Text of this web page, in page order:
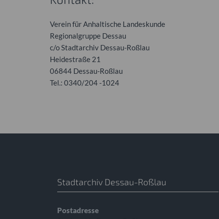
Verein für Anhaltische Landeskunde
Regionalgruppe Dessau
c/o Stadtarchiv Dessau-Roßlau
Heidestraße 21
06844 Dessau-Roßlau
Tel.: 0340/204 -1024
Stadtarchiv Dessau-Roßlau
Postadresse